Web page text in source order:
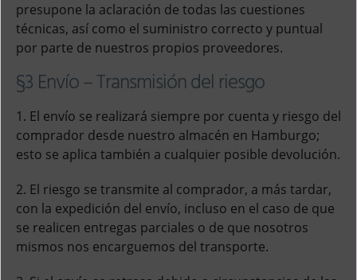
presupone la aclaración de todas las cuestiones
técnicas, así como el suministro correcto y puntual
por parte de nuestros propios proveedores.
§3 Envío – Transmisión del riesgo
1. El envío se realizará siempre por cuenta y riesgo del
comprador desde nuestro almacén en Hamburgo;
esto se aplica también a cualquier posible devolución.
2. El riesgo se transmite al comprador, a más tardar,
con la expedición del envío, incluso en el caso de que
se realicen entregas parciales o de que nosotros
mismos nos encarguemos del transporte.